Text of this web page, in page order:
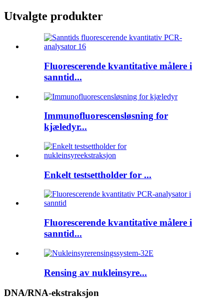
Utvalgte produkter
Fluorescerende kvantitative målere i
sanntid...
Immunofluorescensløsning for
kjæledyr...
Enkelt testsettholder for ...
Fluorescerende kvantitative målere i
sanntid...
Rensing av nukleinsyre...
DNA/RNA-ekstraksjon